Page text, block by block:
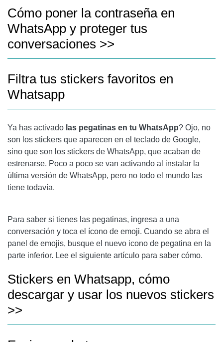
Cómo poner la contraseña en
WhatsApp y proteger tus
conversaciones >>
Filtra tus stickers favoritos en
Whatsapp
Ya has activado las pegatinas en tu WhatsApp? Ojo, no
son los stickers que aparecen en el teclado de Google,
sino que son los stickers de WhatsApp, que acaban de
estrenarse. Poco a poco se van activando al instalar la
última versión de WhatsApp, pero no todo el mundo las
tiene todavía.
Para saber si tienes las pegatinas, ingresa a una
conversación y toca el ícono de emoji. Cuando se abra el
panel de emojis, busque el nuevo icono de pegatina en la
parte inferior. Lee el siguiente artículo para saber cómo.
Stickers en Whatsapp, cómo
descargar y usar los nuevos stickers
>>